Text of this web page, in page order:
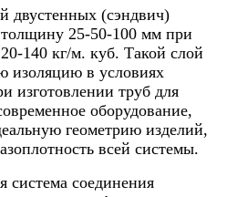
двустенных (сэндвич)
25-50-100 мм при
140 кг/м. куб. Такой слой
изоляцию в условиях
изготовлении труб для
оборудование,
геометрию изделий,
всей системы.
система соединения